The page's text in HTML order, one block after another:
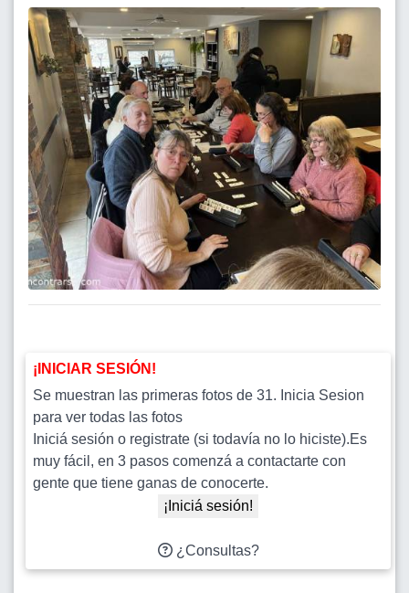
¡INICIAR SESIÓN!
Se muestran las primeras fotos de 31. Inicia Sesion
para ver todas las fotos
Iniciá sesión o registrate (si todavía no lo hiciste).Es
muy fácil, en 3 pasos comenzá a contactarte con
gente que tiene ganas de conocerte.
¡Iniciá sesión!
¿Consultas?